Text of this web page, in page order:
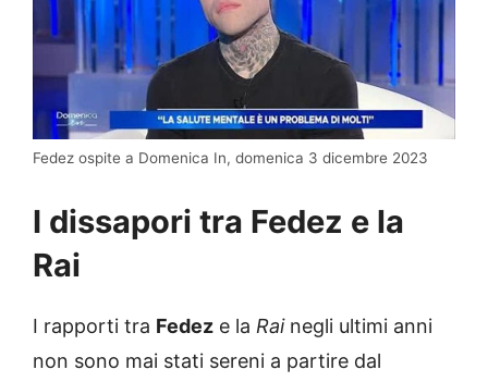
Fedez ospite a Domenica In, domenica 3 dicembre 2023
I dissapori tra Fedez e la
Rai
I rapporti tra Fedez e la Rainegli ultimi anni
non sono mai stati sereni a partire dal